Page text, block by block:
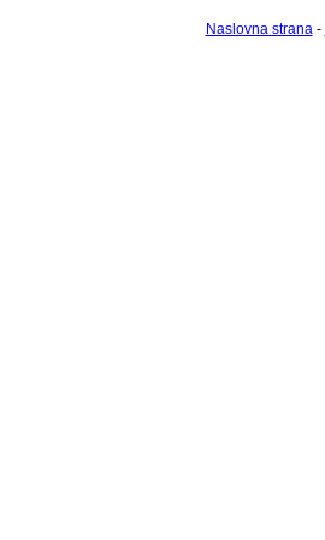
Naslovna strana-